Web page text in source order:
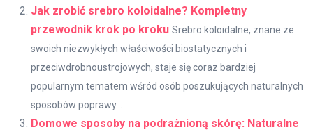
Jak zrobić srebro koloidalne? Kompletny
przewodnik krok po kroku Srebro koloidalne, znane ze
swoich niezwykłych właściwości biostatycznych i
przeciwdrobnoustrojowych, staje się coraz bardziej
popularnym tematem wśród osób poszukujących naturalnych
sposobów poprawy...
Domowe sposoby na podrażnioną skórę: Naturalne